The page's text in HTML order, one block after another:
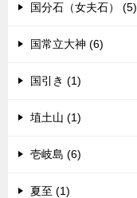
国分石（女夫石） (5)
国常立大神 (6)
国引き (1)
埴土山 (1)
壱岐島 (6)
夏至 (1)